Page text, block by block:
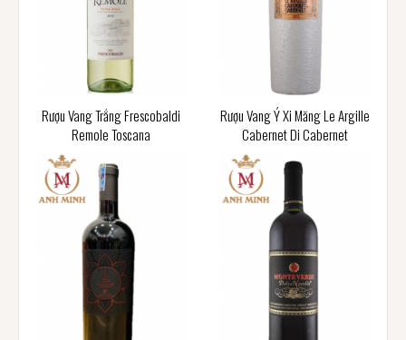
Rượu Vang Trắng Frescobaldi
Remole Toscana
Rượu Vang Ý Xi Măng Le Argille
Cabernet Di Cabernet